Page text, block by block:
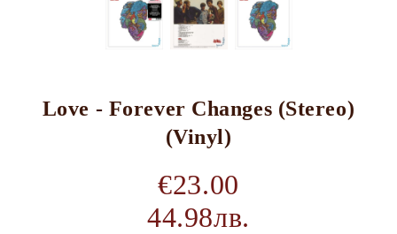
Love - Forever Changes (Stereo)
(Vinyl)
€23.00
44.98лв.